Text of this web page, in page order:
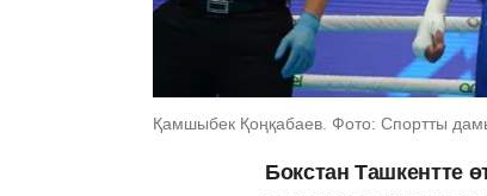
Қамшыбек Қоңқабаев. Фото: Спортты
Бокстан Ташкентте